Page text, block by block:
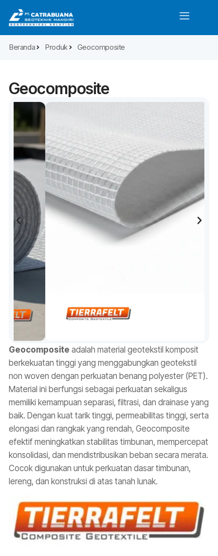
Beranda Produk Geocomposite
Geocomposite
Geocomposite adalah material geotekstil komposit
berkekuatan tinggi yang menggabungkan geotekstil
non woven dengan perkuatan benang polyester (PET).
Material ini berfungsi sebagai perkuatan sekaligus
memiliki kemampuan separasi, filtrasi, dan drainase yang
baik. Dengan kuat tarik tinggi, permeabilitas tinggi, serta
elongasi dan rangkak yang rendah, Geocomposite
efektif meningkatkan stabilitas timbunan, mempercepat
konsolidasi, dan mendistribusikan beban secara merata.
Cocok digunakan untuk perkuatan dasar timbunan,
lereng, dan konstruksi di atas tanah lunak.